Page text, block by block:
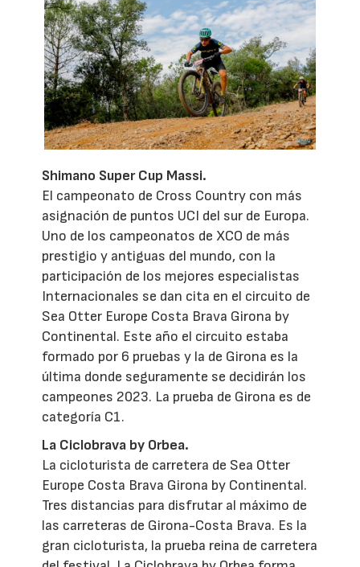
Shimano Super Cup Massi.
El campeonato de Cross Country con más
asignación de puntos UCI del sur de Europa.
Uno de los campeonatos de XCO de más
prestigio y antiguas del mundo, con la
participación de los mejores especialistas
Internacionales se dan cita en el circuito de
Sea Otter Europe Costa Brava Girona by
Continental. Este año el circuito estaba
formado por 6 pruebas y la de Girona es la
última donde seguramente se decidirán los
campeones 2023. La prueba de Girona es de
categoría C1.
La Ciclobrava by Orbea.
La cicloturista de carretera de Sea Otter
Europe Costa Brava Girona by Continental.
Tres distancias para disfrutar al máximo de
las carreteras de Girona-Costa Brava. Es la
gran cicloturista, la prueba reina de carretera